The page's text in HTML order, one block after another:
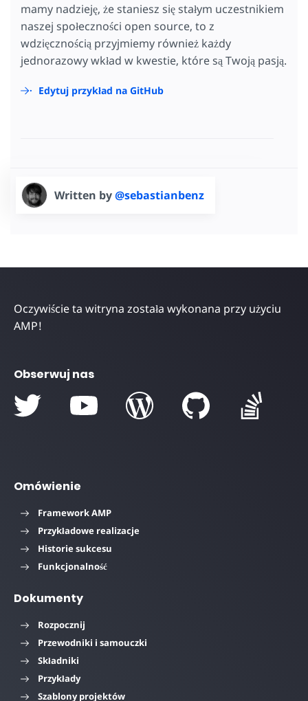
mamy nadzieję, że staniesz się stałym uczestnikiem
naszej społeczności open source, to z
wdzięcznością przyjmiemy również każdy
jednorazowy wkład w kwestie, które są Twoją pasją.
Edytuj przykład na GitHub
Written by@sebastianbenz
Oczywiście ta witryna została wykonana przy użyciu
AMP!
Obserwuj nas
Omówienie
Framework AMP
Przykładowe realizacje
Historie sukcesu
Funkcjonalność
Dokumenty
Rozpocznij
Przewodniki i samouczki
Składniki
Przykłady
Szablony projektów